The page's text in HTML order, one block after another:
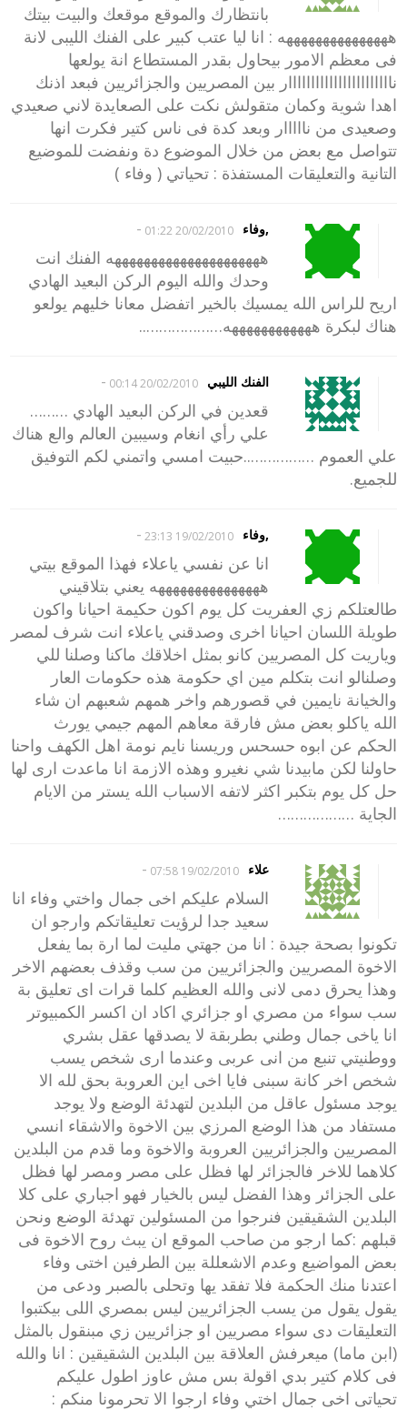
بانتظارك والموقع موقعك والبيت بيتك
هههههههههههههههه : انا ليا عتب كبير على الفنك الليبى لانة
فى معظم الامور بيحاول بقدر المستطاع انة يولعها
نااااااااااااااااااااااار بين المصريين والجزائريين فبعد اذنك
اهدا شوية وكمان متقولش نكت على الصعايدة لاني صعيدي
وصعيدى من نااااار وبعد كدة فى ناس كتير فكرت انها
تتواصل مع بعض من خلال الموضوع دة ونفضت للموضيع
التانية والتعليقات المستفذة : تحياتي ( وفاء )
,وفاء 20/02/2010 01:22
-
هههههههههههههههههههههه الفنك انت
وحدك والله اليوم الركن البعيد الهادي
اريح للراس الله يمسيك بالخير اتفضل معانا خليهم يولعو
هناك لبكرة ههههههههههههه………………..
الفنك الليبي 20/02/2010 00:14
-
قعدين في الركن البعيد الهادي ………
علي رأي انغام وسيبين العالم والع هناك
علي العموم ……………..حبيت امسي واتمني لكم التوفيق
للجميع.
,وفاء 19/02/2010 23:13
-
انا عن نفسي ياعلاء فهذا الموقع بيتي
هههههههههههههههه يعني بتلاقيني
طالعتلكم زي العفريت كل يوم اكون حكيمة احيانا واكون
طويلة اللسان احيانا اخرى وصدقني ياعلاء انت شرف لمصر
وياريت كل المصريين كانو بمثل اخلاقك ماكنا وصلنا للي
وصلنالو انت بتكلم مين اي حكومة هذه حكومات العار
والخيانة نايمين في قصورهم واخر همهم شعبهم ان شاء
الله ياكلو بعض مش فارقة معاهم المهم جيمي يورث
الحكم عن ابوه حسحس وريسنا نايم نومة اهل الكهف واحنا
حاولنا لكن مابيدنا شي نغيرو وهذه الازمة انا ماعدت ارى لها
حل كل يوم بتكبر اكثر لاتفه الاسباب الله يستر من الايام
الجاية ………………
علاء 19/02/2010 07:58
-
السلام عليكم اخى جمال واختي وفاء انا
سعيد جدا لرؤيت تعليقاتكم وارجو ان
تكونوا بصحة جيدة : انا من جهتي مليت لما ارة بما يفعل
الاخوة المصريين والجزائريين من سب وقذف بعضهم الاخر
وهذا يحرق دمى لانى والله العظيم كلما قرات اى تعليق بة
سب سواء من مصري او جزائري اكاد ان اكسر الكمبيوتر
انا ياخى جمال وطني بطربقة لا يصدقها عقل بشري
ووطنيتي تنبع من انى عربى وعندما ارى شخص يسب
شخص اخر كانة سبنى فايا اخى اين العروبة بحق لله الا
يوجد مسئول عاقل من البلدين لتهدئة الوضع ولا يوجد
مستفاد من هذا الوضع المرزي بين الاخوة والاشقاء انسي
المصريين والجزائريين العروبة والاخوة وما قدم من البلدين
كلاهما للاخر فالجزائر لها فظل على مصر ومصر لها فظل
على الجزائر وهذا الفضل ليس بالخيار فهو اجباري على كلا
البلدين الشقيقين فنرجوا من المسئولين تهدئة الوضع ونحن
قبلهم :كما ارجو من صاحب الموقع ان يبث روح الاخوة فى
بعض المواضيع وعدم الاشعللة بين الطرفين اختى وفاء
اعتدنا منك الحكمة فلا تفقد يها وتحلى بالصبر ودعى من
يقول يقول من يسب الجزائريين ليس بمصري اللى بيكتبوا
التعليقات دى سواء مصريين او جزائريين زي مبنقول بالمثل
(ابن ماما) ميعرفش العلاقة بين البلدين الشقيقين : انا والله
فى كلام كتير بدي اقولة بس مش عاوز اطول عليكم
تحياتى اخى جمال اختي وفاء ارجوا الا تحرمونا منكم :